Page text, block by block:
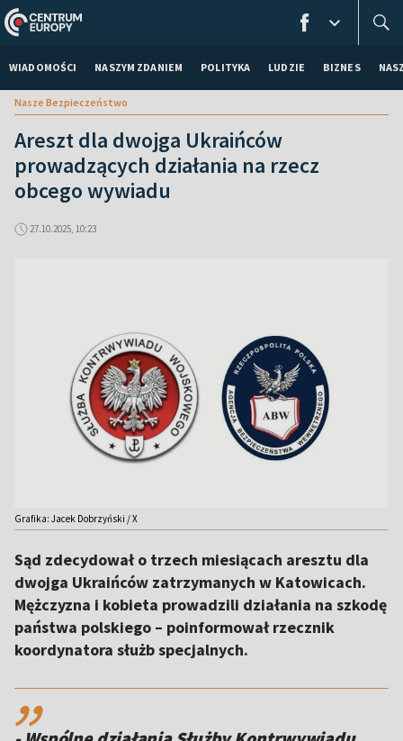
WIADOMOŚCI NASZYM ZDANIEM POLITYKA LUDZIE BIZNES
Nasze Bezpieczeństwo
Areszt dla dwojga Ukraińców
prowadzących działania na rzecz
obcego wywiadu
27.10.2025, 10:23
Grafika: Jacek Dobrzyński / X
Sąd zdecydował o trzech miesiącach aresztu dla
dwojga Ukraińców zatrzymanych w Katowicach.
Mężczyzna i kobieta prowadzili działania na szkodę
państwa polskiego – poinformował rzecznik
koordynatora służb specjalnych.
,,